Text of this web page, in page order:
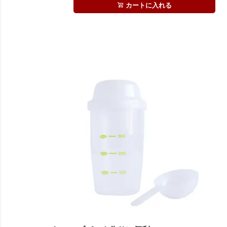
カートに入れる